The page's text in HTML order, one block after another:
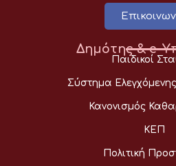
Δημότης & e-
Παιδικοί
Σύστημα
Κανονισμός
ΚΕΠ
Πολιτική